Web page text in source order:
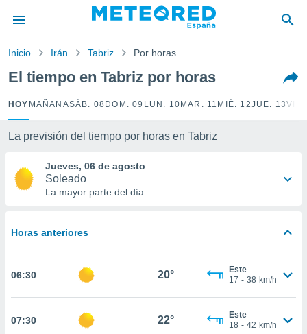
por
para
que se
calidad.
a este
y
digital
permite
seguir
Inicio Irán Tabriz Por horas
El tiempo en Tabriz por horas
HOY MAÑANASÁB. 08 DOM. 09 LUN. 10 MAR. 11 MIÉ. 12JUE. 13VIE.
La previsión del tiempo por horas en Tabriz
Jueves, 06 de agosto
Soleado
La mayor parte del día
Horas anteriores
06:30 20°
Este
17 - 38 km/h
07:30 22°
Este
18 - 42 km/h